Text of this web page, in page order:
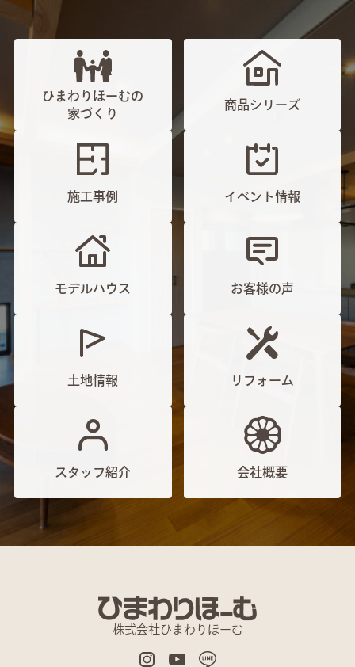
ひまわりほーむの
家づくり
商品シリーズ
施工事例 イベント情報
モデルハウス お客様の声
土地情報 リフォーム
スタッフ紹介 会社概要
株式会社ひまわりほーむ